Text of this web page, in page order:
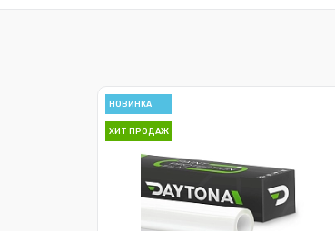
НОВИНКА
ХИТ ПРОДАЖ